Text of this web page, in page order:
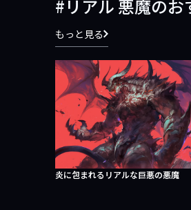
リアル 悪魔の
炎に包まれるリアルな巨悪の悪魔
もっと見る